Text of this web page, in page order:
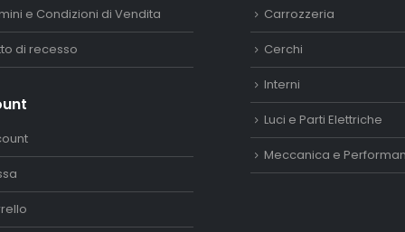
e Condizioni di Vendita
di recesso
Carrozzeria
Cerchi
Interni
Luci e Parti Elettriche
Meccanica e